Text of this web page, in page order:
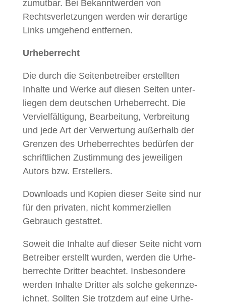
zumut­bar. Bei Bekan­ntwer­den von
Rechtsver­let­zun­gen wer­den wir der­ar­tige
Links umge­hend entfernen.
Urhe­ber­recht
Die durch die Seit­en­be­treiber erstell­ten
Inhalte und Werke auf diesen Seit­en unter­
liegen dem deutschen Urhe­ber­recht. Die
Vervielfäl­ti­gung, Bear­beitung, Ver­bre­itung
und jede Art der Ver­w­er­tung außer­halb der
Gren­zen des Urhe­ber­recht­es bedür­fen der
schriftlichen Zus­tim­mung des jew­eili­gen
Autors bzw. Erstellers.
Down­loads und Kopi­en dieser Seite sind nur
für den pri­vat­en, nicht kom­merziellen
Gebrauch gestattet.
Soweit die Inhalte auf dieser Seite nicht vom
Betreiber erstellt wur­den, wer­den die Urhe­
ber­rechte Drit­ter beachtet. Ins­beson­dere
wer­den Inhalte Drit­ter als solche gekennze­
ich­net. Soll­ten Sie trotz­dem auf eine Urhe­